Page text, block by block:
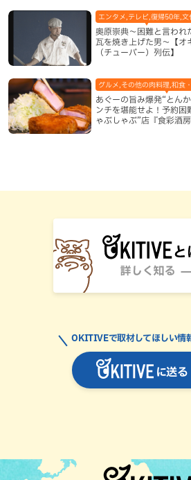
奥原崇典～困難と言われ
瓦を焼き上げた男～【オ
（チューバー）列伝】
エンタメ,テレビ,復帰50年,文
あぐーの旨み爆発“とん
ンチを堪能せよ！予約困
ゃぶしゃぶ”店『食彩酒
グルメ,その他の肉料理,和食
に送る
OKITIVEで取材してほしい情